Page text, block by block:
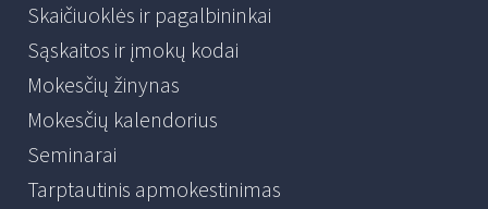
Skaičiuoklės ir pagalbininkai
Sąskaitos ir įmokų kodai
Mokesčių žinynas
Mokesčių kalendorius
Seminarai
Tarptautinis apmokestinimas